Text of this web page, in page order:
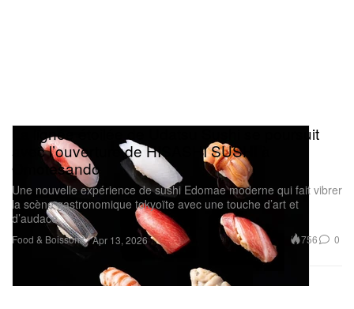
Food & Boissons
La lignée étoilée de Udatsu Sushi se poursuit
avec l’ouverture de HISASHI SUSHI à
Omotesando
Une nouvelle expérience de sushi Edomae moderne qui fait vibrer
la scène gastronomique tokyoïte avec une touche d’art et
d’audace.
Apr 13, 2026 756 0